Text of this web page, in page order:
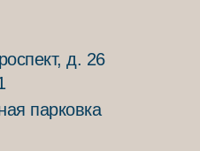
д. 26
парковка